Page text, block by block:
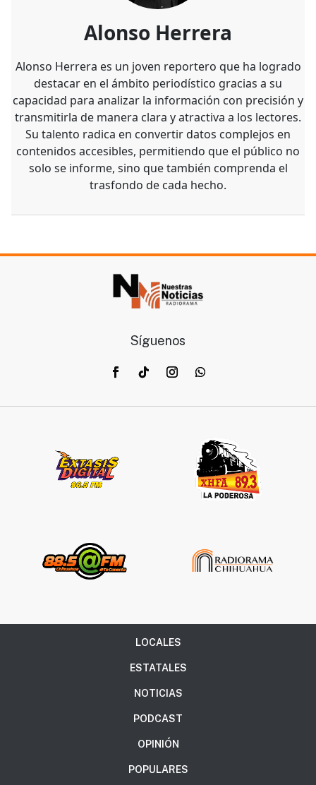
Alonso Herrera
Alonso Herrera es un joven reportero que ha logrado
destacar en el ámbito periodístico gracias a su
capacidad para analizar la información con precisión y
transmitirla de manera clara y atractiva a los lectores.
Su talento radica en convertir datos complejos en
contenidos accesibles, permitiendo que el público no
solo se informe, sino que también comprenda el
trasfondo de cada hecho.
Síguenos
LOCALES
ESTATALES
NOTICIAS
PODCAST
OPINIÓN
POPULARES